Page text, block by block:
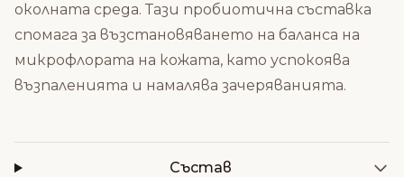
околната среда. Тази пробиотична съставка
спомага за възстановяването на баланса на
микрофлората на кожата, като успокоява
възпаленията и намалява зачеряванията.
Състав